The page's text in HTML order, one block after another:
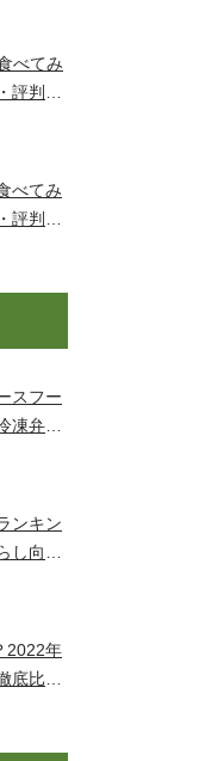
べてみ
評判も
べてみ
評判も
スフー
凍弁
ンキン
し向け
2022年
底比較